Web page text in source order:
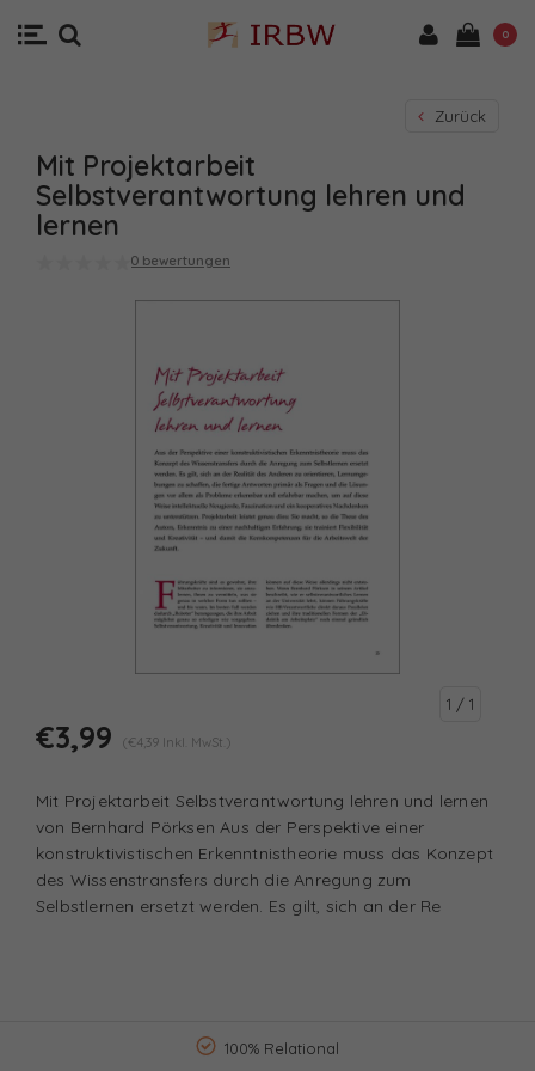
0
Zurück
Mit Projektarbeit
Selbstverantwortung lehren und
lernen
0 bewertungen
1 / 1
€3,99 (€4,39 Inkl. MwSt.)
Mit Projektarbeit Selbstverantwortung lehren und lernen
von Bernhard Pörksen Aus der Perspektive einer
konstruktivistischen Erkenntnistheorie muss das Konzept
des Wissenstransfers durch die Anregung zum
Selbstlernen ersetzt werden. Es gilt, sich an der Re
100% Relational